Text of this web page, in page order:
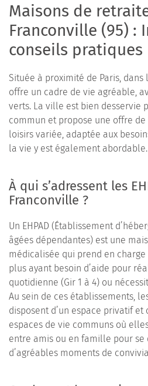
Maisons de
Franconville (95) :
conseils pratiques
Située à proximité de Paris, dans
offre un cadre de vie agréable,
verts. La ville est bien desservie
commun et propose une offre
loisirs variée, adaptée aux
la vie y est également abordable.
À qui s’adressent les
Franconville ?
Un EHPAD (Établissement
âgées dépendantes) est une
médicalisée qui prend en
plus ayant besoin d’aide pour
quotidienne (Gir 1 à 4) ou
Au sein de ces établissements,
disposent d’un espace privatif
espaces de vie communs où
entre amis ou en famille pour se
d’agréables moments de